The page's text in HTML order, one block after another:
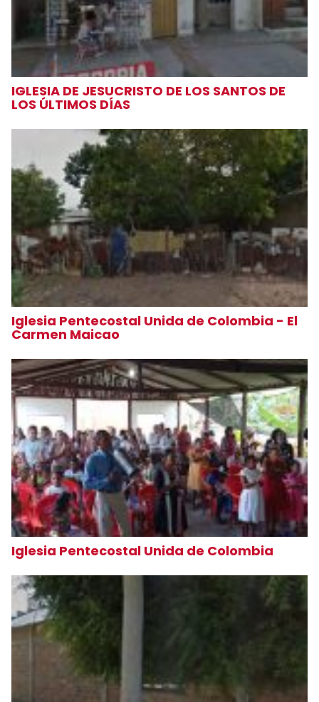
IGLESIA DE JESUCRISTO DE LOS SANTOS DE
LOS ÚLTIMOS DÍAS
Iglesia Pentecostal Unida de Colombia - El
Carmen Maicao
Iglesia Pentecostal Unida de Colombia